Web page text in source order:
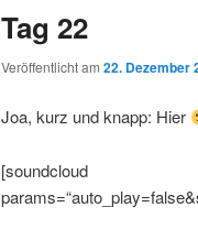
Tag 22
Veröffentlicht am 22. Dezember
Joa, kurz und knapp: Hier
[soundcloud